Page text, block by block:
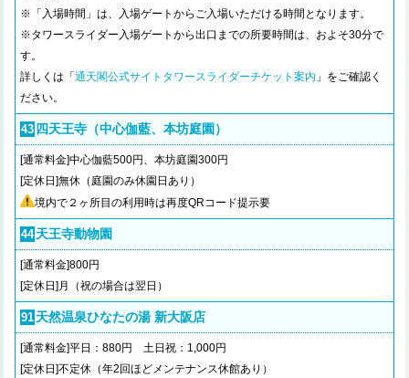
※「入場時間」は、入場ゲートからご入場いただける時間となります。
※タワースライダー入場ゲートから出口までの所要時間は、およそ30分で
す。
詳しくは「通天閣公式サイトタワースライダーチケット案内 」をご確認く
ださい。
43 四天王寺（中心伽藍、本坊庭園）
[通常料金]中心伽藍500円、本坊庭園300円
[定休日]無休（庭園のみ休園日あり）
境内で２ヶ所目の利用時は再度QRコード提示要
44 天王寺動物園
[通常料金]800円
[定休日]月（祝の場合は翌日）
91 天然温泉ひなたの湯 新大阪店
[通常料金]平日：880円 土日祝：1,000円
[定休日]不定休（年2回ほどメンテナンス休館あり）